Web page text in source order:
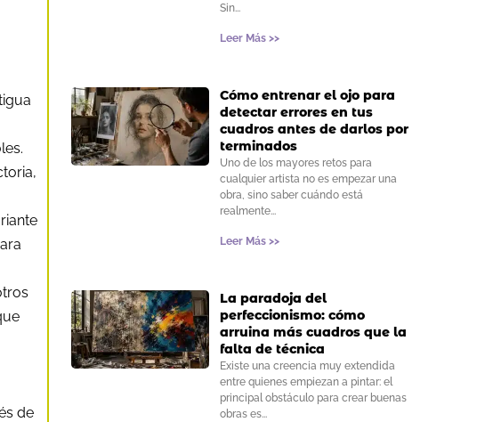
de
Sin
Leer Más >>
Cómo entrenar el ojo para
detectar errores en tus
cuadros antes de darlos por
terminados
Uno de los mayores retos para
cualquier artista no es empezar una
obra, sino saber cuándo está
realmente
Leer Más >>
La paradoja del
perfeccionismo: cómo
arruina más cuadros que la
falta de técnica
Existe una creencia muy extendida
entre quienes empiezan a pintar: el
principal obstáculo para crear buenas
obras es